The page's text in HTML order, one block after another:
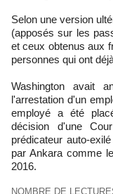
Selon une version
(apposés sur les
et ceux obtenus aux
personnes qui ont
Washington avait
l'arrestation d'un
employé a été
décision d'une
prédicateur auto-
par Ankara comme
2016.
NOMBRE DE